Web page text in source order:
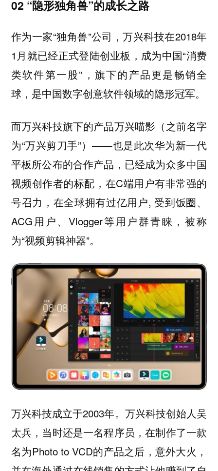
02 “隐形独角兽”的成长之路
作为一家“独角兽”公司 ，万兴科技在2018年
1月就已经正式登陆创业板，成为中国“消费
类软件第一股”，旗下的产品更是畅销全
球，是中国数字创意软件领域的隐形冠军。
而万兴科技旗下的产品万兴喵影（之前名字
为“万兴剪刀手”）——也是此次华为新一代
平板所公布的合作产品，已经成为众多中国
视频创作者的标配，在C端用户有非常强的
号召力，在全球拥有过亿用户, 受到饭圈、
ACG用户、Vlogger等用户群青睐，被称
为“视频剪辑神器”。
万兴科技成立于2003年。万兴科技创始人吴
太兵，当时还是一名程序员，在制作了一款
名为Photo to VCD的产品之后，意外大火，